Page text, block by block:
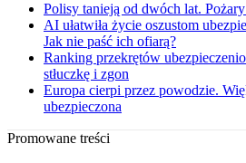
Polisy tanieją od dwóch lat.
AI ułatwiła życie oszustom
Jak nie paść ich ofiarą?
Ranking przekrętów
stłuczkę i zgon
Europa cierpi przez powodzie.
ubezpieczona
Promowane treści